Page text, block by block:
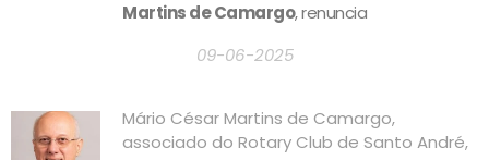
Martins de Camargo, renuncia
09-06-2025
Mário César Martins de Camargo,
associado do Rotary Club de Santo André,